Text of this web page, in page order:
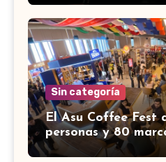
Sin categoría
El Asu Coffee Fest
personas y 80